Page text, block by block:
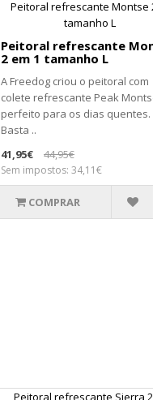
Peitoral refrescante
2 em 1 tamanho L
A Freedog criou o peitoral com
colete refrescante Peak
perfeito para os dias quentes.
Basta ..
41,95€
44,95€
Sem impostos: 34,11€
COMPRAR